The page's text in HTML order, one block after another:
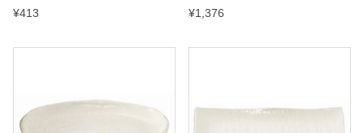
y
¥413 ¥1,376